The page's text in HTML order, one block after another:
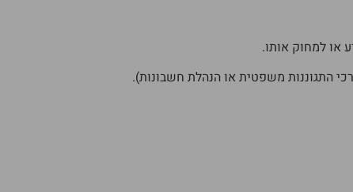
או למחוק אותו.
התגוננות משפטית או הנהלת חשבונות).